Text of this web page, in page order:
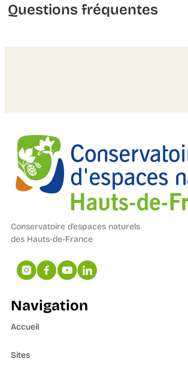
Questions fréquentes
Conservatoire d’espaces naturels
des Hauts-de-France
Navigation
Accueil
Sites